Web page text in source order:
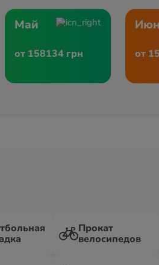
Май
от 158134 грн от
Прокат
велосипедов